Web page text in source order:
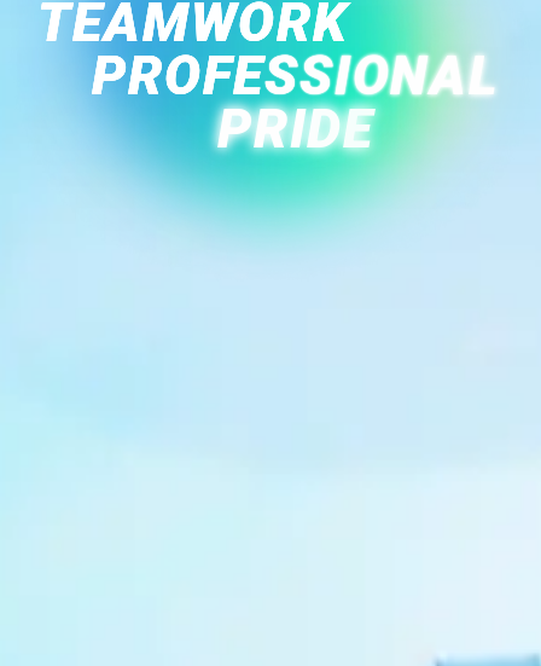
TEAMWORK
PROFESSIONAL
PRIDE